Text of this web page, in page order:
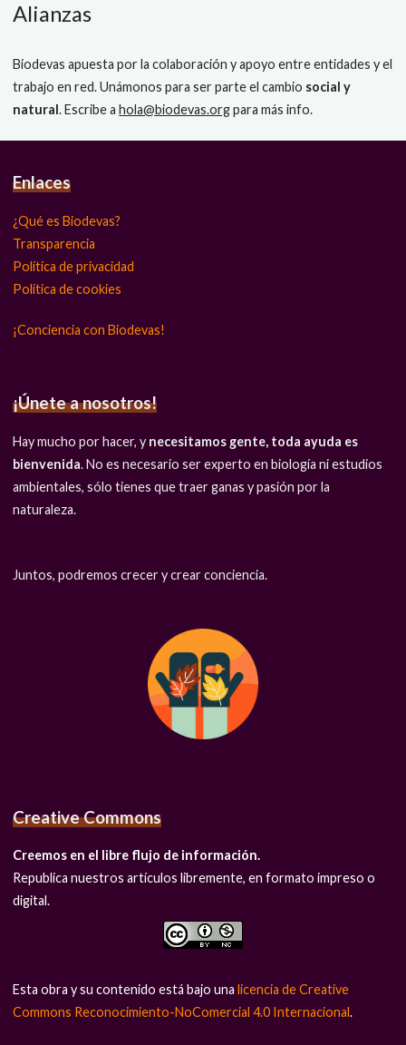
Alianzas
Biodevas apuesta por la colaboración y apoyo entre entidades y el
trabajo en red. Unámonos para ser parte el cambio social y
natural. Escribe ahola@biodevas.orgpara más info.
Enlaces
¿Qué es Biodevas?
Transparencia
Política de privacidad
Política de cookies
¡Conciencia con Biodevas!
¡Únete a nosotros!
Hay mucho por hacer, y necesitamos gente, toda ayuda es
bienvenida. No es necesario ser experto en biología ni estudios
ambientales, sólo tienes que traer ganas y pasión por la
naturaleza.
Juntos, podremos crecer y crear conciencia.
Creative Commons
Creemos en el libre flujo de información.
Republica nuestros artículos libremente, en formato impreso o
digital.
Esta obra y su contenido está bajo unalicencia de Creative
Commons Reconocimiento-NoComercial 4.0 Internacional.